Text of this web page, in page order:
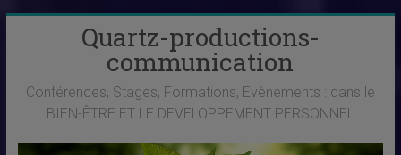
Quartz-productions-
communication
Conférences, Stages, Formations, Evènements : dans le
BIEN-ÊTRE ET LE DEVELOPPEMENT PERSONNEL